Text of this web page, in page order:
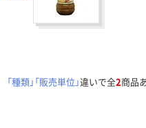
「種類」「販売単位」違いで全2商品